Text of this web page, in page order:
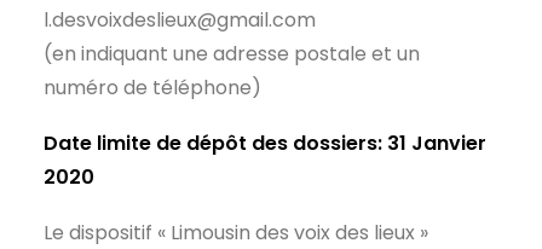
l.desvoixdeslieux@gmail.com
(en indiquant une adresse postale et un
numéro de téléphone)
Date limite de dépôt des dossiers: 31 Janvier
2020
Le dispositif « Limousin des voix des lieux »